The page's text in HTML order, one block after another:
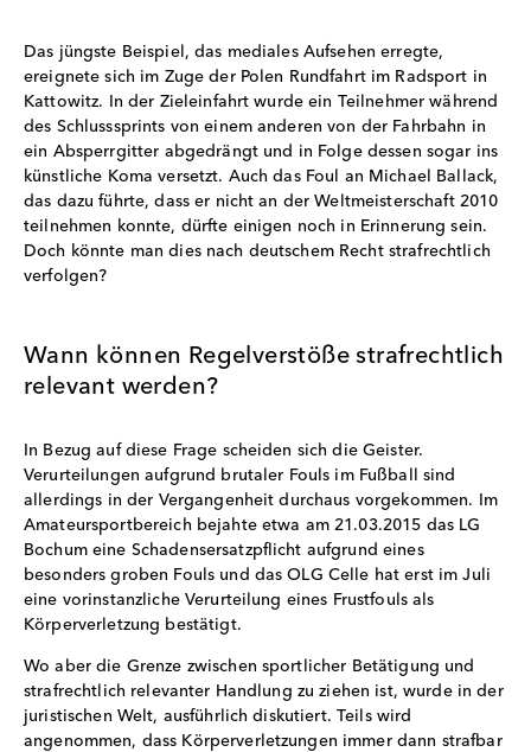
Das jüngste Beispiel, das mediales Aufsehen erregte,
ereignete sich im Zuge der Polen Rundfahrt im Radsport in
Kattowitz. In der Zieleinfahrt wurde ein Teilnehmer während
des Schlusssprints von einem anderen von der Fahrbahn in
ein Absperrgitter abgedrängt und in Folge dessen sogar ins
künstliche Koma versetzt. Auch das Foul an Michael Ballack,
das dazu führte, dass er nicht an der Weltmeisterschaft 2010
teilnehmen konnte, dürfte einigen noch in Erinnerung sein.
Doch könnte man dies nach deutschem Recht strafrechtlich
verfolgen?
Wann können Regelverstöße strafrechtlich
relevant werden?
In Bezug auf diese Frage scheiden sich die Geister.
Verurteilungen aufgrund brutaler Fouls im Fußball sind
allerdings in der Vergangenheit durchaus vorgekommen. Im
Amateursportbereich bejahte etwa am 21.03.2015 das LG
Bochum eine Schadensersatzpflicht aufgrund eines
besonders groben Fouls und das OLG Celle hat erst im Juli
eine vorinstanzliche Verurteilung eines Frustfouls als
Körperverletzung bestätigt.
Wo aber die Grenze zwischen sportlicher Betätigung und
strafrechtlich relevanter Handlung zu ziehen ist, wurde in der
juristischen Welt, ausführlich diskutiert. Teils wird
angenommen, dass Körperverletzungen immer dann strafbar